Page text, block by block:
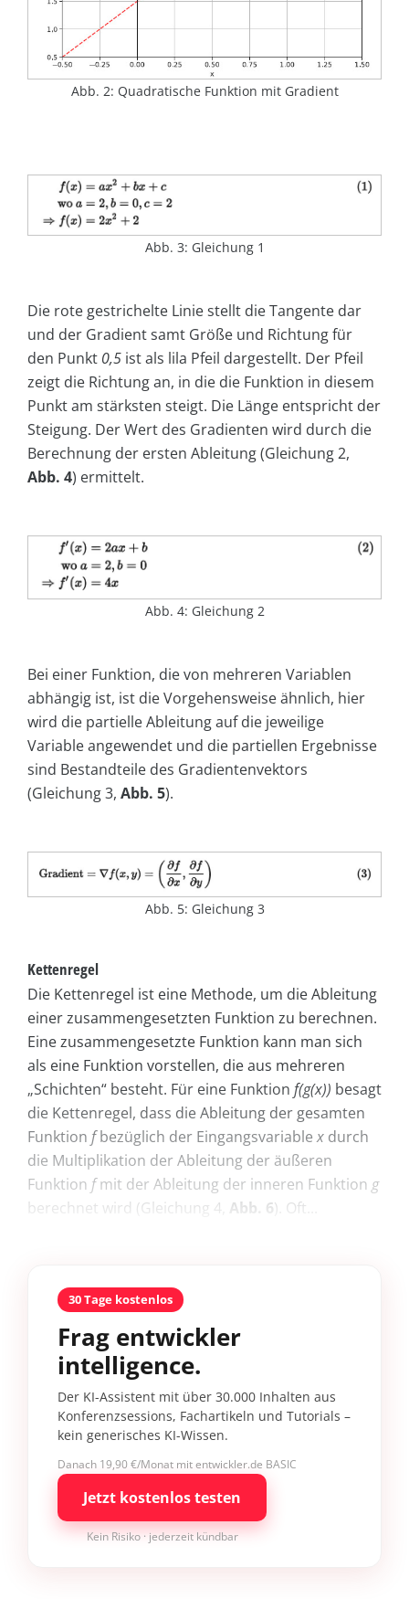
Abb. 2: Quadratische Funktion mit Gradient
Abb. 3: Gleichung 1
Die rote gestrichelte Linie stellt die Tangente dar
und der Gradient samt Größe und Richtung für
den Punkt 0,5 ist als lila Pfeil dargestellt. Der Pfeil
zeigt die Richtung an, in die die Funktion in diesem
Punkt am stärksten steigt. Die Länge entspricht der
Steigung. Der Wert des Gradienten wird durch die
Berechnung der ersten Ableitung (Gleichung 2,
Abb. 4) ermittelt.
Abb. 4: Gleichung 2
Bei einer Funktion, die von mehreren Variablen
abhängig ist, ist die Vorgehensweise ähnlich, hier
wird die partielle Ableitung auf die jeweilige
Variable angewendet und die partiellen Ergebnisse
sind Bestandteile des Gradientenvektors
(Gleichung 3, Abb. 5).
Abb. 5: Gleichung 3
Kettenregel
Die Kettenregel ist eine Methode, um die Ableitung
einer zusammengesetzten Funktion zu berechnen.
Eine zusammengesetzte Funktion kann man sich
als eine Funktion vorstellen, die aus mehreren
„Schichten“ besteht. Für eine Funktion f(g(x)) besagt
die Kettenregel, dass die Ableitung der gesamten
Funktion fbezüglich der Eingangsvariablex durch
die Multiplikation der Ableitung der äußeren
Funktion fmit der Ableitung der inneren Funktion g
berechnet wird (Gleichung 4, Abb. 6). Oft...
30 Tage kostenlos
Frag entwickler
intelligence.
Der KI-Assistent mit über 30.000 Inhalten aus
Konferenzsessions, Fachartikeln und Tutorials –
kein generisches KI-Wissen.
Danach 19,90 €/Monat mit entwickler.de BASIC
Jetzt kostenlos testen
Kein Risiko · jederzeit kündbar